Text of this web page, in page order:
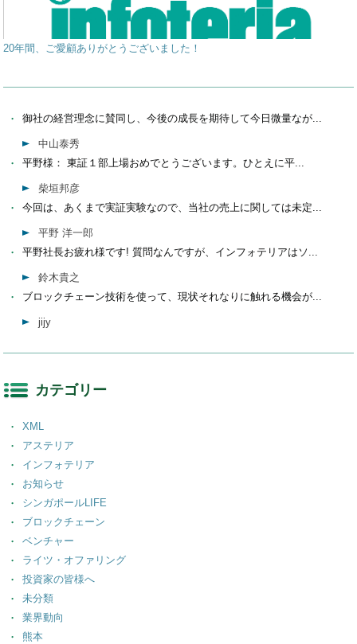
20年間、ご愛顧ありがとうございました！
御社の経営理念に賛同し、今後の成長を期待して今日微量なが...
中山泰秀
平野様： 東証１部上場おめでとうございます。ひとえに平...
柴垣邦彦
今回は、あくまで実証実験なので、当社の売上に関しては未定...
平野 洋一郎
平野社長お疲れ様です! 質問なんですが、インフォテリアはソ...
鈴木貴之
ブロックチェーン技術を使って、現状それなりに触れる機会が...
jijy
カテゴリー
XML
アステリア
インフォテリア
お知らせ
シンガポールLIFE
ブロックチェーン
ベンチャー
ライツ・オファリング
投資家の皆様へ
未分類
業界動向
熊本